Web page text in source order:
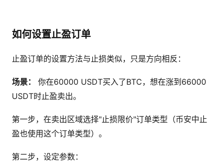
如何设置止盈订单
止盈订单的设置方法与止损类似，只是方向相反：
场景：
你在60000 USDT买入了BTC，想在涨到66000
USDT时止盈卖出。
第一步，在卖出区域选择"止损限价"订单类型（币安中止
盈也使用这个订单类型）。
第二步，设定参数：